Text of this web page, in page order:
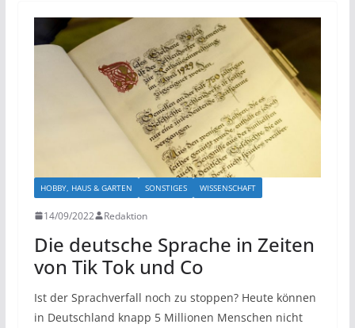
HOBBY, HAUS & GARTEN SONSTIGES WISSENSCHAFT
14/09/2022 Redaktion
Die deutsche Sprache in Zeiten
von Tik Tok und Co
Ist der Sprachverfall noch zu stoppen? Heute können
in Deutschland knapp 5 Millionen Menschen nicht